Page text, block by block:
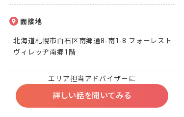
面接地
北海道札幌市白石区南郷通8-南1-8 フォーレスト
ヴィレッヂ南郷1階
エリア担当アドバイザーに
詳しい話を聞いてみる